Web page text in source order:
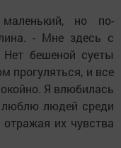
но по-
- Мне здесь с
бешеной суеты
прогуляться, и все
Я влюбилась
люблю людей среди
их чувства